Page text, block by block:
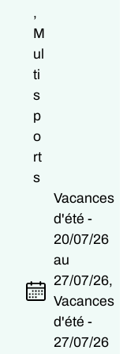
,
M
ul
ti
s
p
o
rt
s
Vacances
d'été -
20/07/26
au
27/07/26,
Vacances
d'été -
27/07/26